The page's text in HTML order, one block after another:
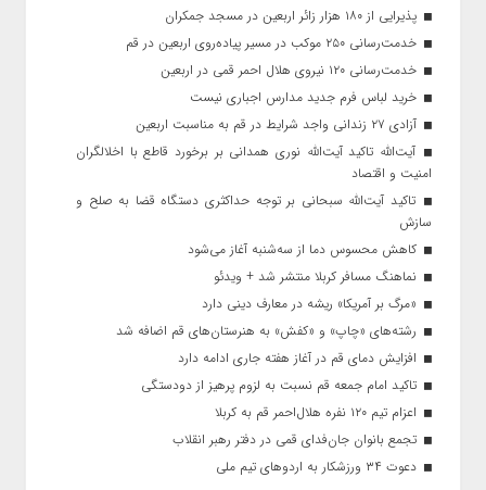
پذیرایی از ۱۸۰ هزار زائر اربعین در مسجد جمکران
خدمت‌رسانی ۲۵۰ موکب در مسیر پیاده‌روی اربعین در قم
خدمت‌رسانی ۱۲۰ نیروی هلال احمر قمی در اربعین
خرید لباس فرم جدید مدارس اجباری نیست
آزادی ۲۷ زندانی واجد شرایط در قم به مناسبت اربعین
آیت‌الله تاکید آیت‌الله نوری همدانی بر برخورد قاطع با اخلالگران
امنیت و اقتصاد
تاکید آیت‌الله‌ سبحانی بر توجه حداکثری دستگاه قضا به صلح و
سازش
کاهش محسوس دما از سه‌شنبه آغاز می‌شود
نماهنگ مسافر کربلا منتشر شد + ویدئو
«مرگ بر آمریکا» ریشه در معارف دینی دارد
رشته‌های «چاپ» و «کفش» به هنرستان‌های قم اضافه شد
افزایش دمای قم در آغاز هفته جاری ادامه دارد
تاکید امام جمعه قم نسبت به لزوم پرهیز از دودستگی
اعزام تیم ۱۲۰ نفره هلال‌احمر قم به کربلا
تجمع بانوان جان‌فدای قمی در دفتر رهبر انقلاب
دعوت ۳۴ ورزشکار به اردوهای تیم ملی